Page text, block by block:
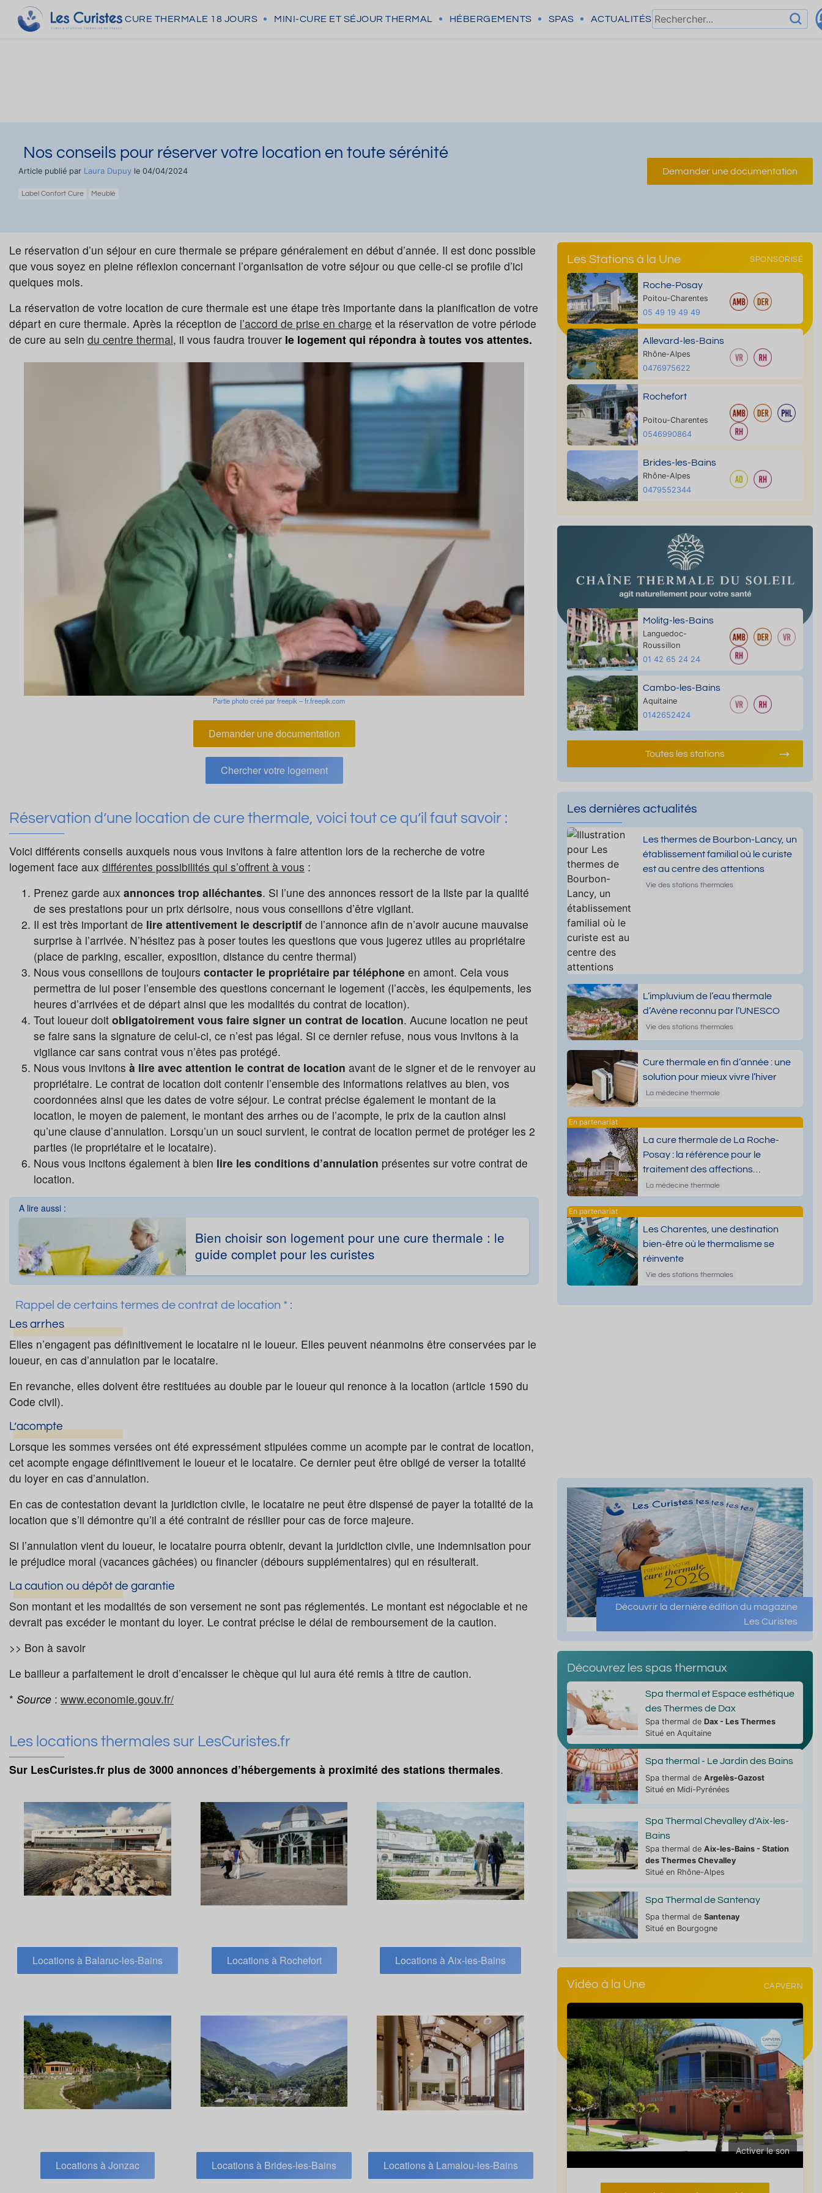
CURE THERMALE 18 JOURS MINI-CURE ET SÉJOUR THERMAL HÉBERGEMENTS SPAS ACTUALITÉS
Nos conseils pour réserver votre location en toute sérénité
Article publié par Laura Dupuy le 04/04/2024
Label Confort Cure Meublé
Demander une documentation
Le réservation d’un séjour en cure thermale se prépare généralement en début d’année. Il est donc possible
que vous soyez en pleine réflexion concernant l’organisation de votre séjour ou que celle-ci se profile d’ici
quelques mois.
La réservation de votre location de cure thermale est une étape très importante dans la planification de votre
départ en cure thermale. Après la réception de l’accord de prise en charge et la réservation de votre période
de cure au sein du centre thermal, il vous faudra trouver le logement qui répondra à toutes vos attentes.
Partie photo créé par freepik – fr.freepik.com
Demander une documentation
Chercher votre logement
Réservation d’une location de cure thermale, voici tout ce qu’il faut savoir :
Voici différents conseils auxquels nous vous invitons à faire attention lors de la recherche de votre
logement face aux différentes possibilités qui s’offrent à vous :
Prenez garde aux annonces trop alléchantes. Si l’une des annonces ressort de la liste par la qualité
de ses prestations pour un prix dérisoire, nous vous conseillons d’être vigilant.
Il est très important de lire attentivement le descriptif de l’annonce afin de n’avoir aucune mauvaise
surprise à l’arrivée. N’hésitez pas à poser toutes les questions que vous jugerez utiles au propriétaire
(place de parking, escalier, exposition, distance du centre thermal)
Nous vous conseillons de toujours contacter le propriétaire par téléphone en amont. Cela vous
permettra de lui poser l’ensemble des questions concernant le logement (l’accès, les équipements, les
heures d’arrivées et de départ ainsi que les modalités du contrat de location).
Tout loueur doit obligatoirement vous faire signer un contrat de location. Aucune location ne peut
se faire sans la signature de celui-ci, ce n’est pas légal. Si ce dernier refuse, nous vous invitons à la
vigilance car sans contrat vous n’êtes pas protégé.
Nous vous invitons à lire avec attention le contrat de location avant de le signer et de le renvoyer au
propriétaire. Le contrat de location doit contenir l’ensemble des informations relatives au bien, vos
coordonnées ainsi que les dates de votre séjour. Le contrat précise également le montant de la
location, le moyen de paiement, le montant des arrhes ou de l’acompte, le prix de la caution ainsi
qu’une clause d’annulation. Lorsqu’un un souci survient, le contrat de location permet de protéger les 2
parties (le propriétaire et le locataire).
Nous vous incitons également à bien lire les conditions d’annulation présentes sur votre contrat de
location.
A lire aussi :
Bien choisir son logement pour une cure thermale : le
guide complet pour les curistes
Rappel de certains termes de contrat de location * :
Les arrhes
Elles n’engagent pas définitivement le locataire ni le loueur. Elles peuvent néanmoins être conservées par le
loueur, en cas d’annulation par le locataire.
En revanche, elles doivent être restituées au double par le loueur qui renonce à la location (article 1590 du
Code civil).
L’acompte
Lorsque les sommes versées ont été expressément stipulées comme un acompte par le contrat de location,
cet acompte engage définitivement le loueur et le locataire. Ce dernier peut être obligé de verser la totalité
du loyer en cas d’annulation.
En cas de contestation devant la juridiction civile, le locataire ne peut être dispensé de payer la totalité de la
location que s’il démontre qu’il a été contraint de résilier pour cas de force majeure.
Si l’annulation vient du loueur, le locataire pourra obtenir, devant la juridiction civile, une indemnisation pour
le préjudice moral (vacances gâchées) ou financier (débours supplémentaires) qui en résulterait.
La caution ou dépôt de garantie
Son montant et les modalités de son versement ne sont pas réglementés. Le montant est négociable et ne
devrait pas excéder le montant du loyer. Le contrat précise le délai de remboursement de la caution.
>> Bon à savoir
Le bailleur a parfaitement le droit d’encaisser le chèque qui lui aura été remis à titre de caution.
* Source : www.economie.gouv.fr/
Les locations thermales sur LesCuristes.fr
Sur LesCuristes.fr plus de 3000 annonces d’hébergements à proximité des stations thermales.
Locations à Balaruc-les-Bains Locations à Rochefort Locations à Aix-les-Bains
Locations à Jonzac Locations à Brides-les-Bains Locations à Lamalou-les-Bains
Les Stations à la Une SPONSORISÉ
Roche-Posay
Poitou-Charentes
05 49 19 49 49
Allevard-les-Bains
Rhône-Alpes
0476975622
Rochefort
Poitou-Charentes
0546990864
Brides-les-Bains
Rhône-Alpes
0479552344
Molitg-les-Bains
Languedoc-
Roussillon
01 42 65 24 24
Cambo-les-Bains
Aquitaine
0142652424
Toutes les stations
Les dernières actualités
Les thermes de Bourbon-Lancy, un
établissement familial où le curiste
est au centre des attentions
Vie des stations thermales
L’impluvium de l’eau thermale
d’Avène reconnu par l’UNESCO
Vie des stations thermales
Cure thermale en fin d’année : une
solution pour mieux vivre l’hiver
La médecine thermale
La cure thermale de La Roche-
Posay : la référence pour le
traitement des affections
dermatologiques
La médecine thermale
Les Charentes, une destination
bien-être où le thermalisme se
réinvente
Vie des stations thermales
Découvrir la dernière édition du magazine
Les Curistes
Découvrez les spas thermaux
Spa thermal et Espace esthétique
des Thermes de Dax
Spa thermal de Dax - Les Thermes
Situé en Aquitaine
Spa thermal - Le Jardin des Bains
Spa thermal de Argelès-Gazost
Situé en Midi-Pyrénées
Spa Thermal Chevalley d'Aix-les-
Bains
Spa thermal de Aix-les-Bains - Station
des Thermes Chevalley
Situé en Rhône-Alpes
Spa Thermal de Santenay
Spa thermal de Santenay
Situé en Bourgogne
Vidéo à la Une CAPVERN
Activer le son